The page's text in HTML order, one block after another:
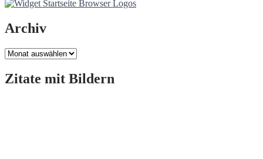
Archiv
Archiv
Zitate mit Bildern